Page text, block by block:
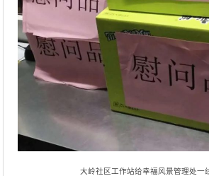
大岭社区工作站给幸福风景管理处一